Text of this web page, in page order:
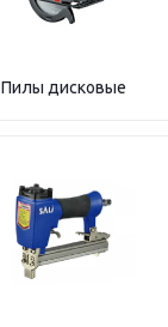
Пилы дисковые